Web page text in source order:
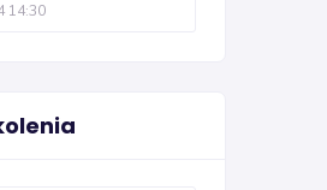
14:30